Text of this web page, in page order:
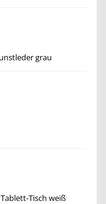
grau
Tisch weiß